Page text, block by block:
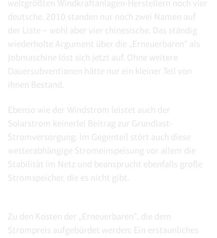
weltgrößten Windkraftanlagen-Herstellern noch vier
deutsche. 2010 standen nur noch zwei Namen auf
der Liste – wohl aber vier chinesische. Das ständig
wiederholte Argument über die „Erneuerbaren“ als
Jobmaschine löst sich jetzt auf. Ohne weitere
Dauersubventionen hätte nur ein kleiner Teil von
ihnen Bestand.
Ebenso wie der Windstrom leistet auch der
Solarstrom keinerlei Beitrag zur Grundlast-
Stromversorgung. Im Gegenteil stört auch diese
wetterabhängige Stromeinspeisung vor allem die
Stabilität im Netz und beansprucht ebenfalls große
Stromspeicher, die es nicht gibt.
Zu den Kosten der „Erneuerbaren“, die dem
Strompreis aufgebürdet werden: Ein erstaunliches